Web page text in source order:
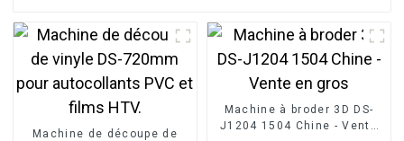
Machine de découpe de
Machine à broder 3D DS-
J1204 1504 Chine - Vente